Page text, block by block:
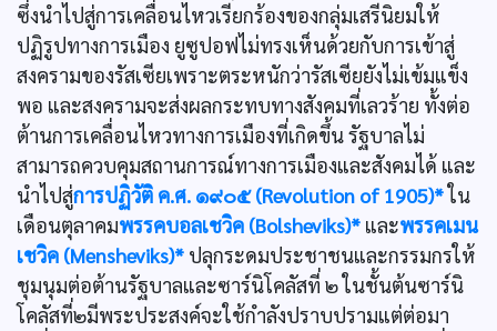
ซึ่งนำไปสู่การเคลื่อนไหวเรียกร้องของกลุ่มเสรีนิยมให้
ปฏิรูปทางการเมือง ยูซูปอฟไม่ทรงเห็นด้วยกับการเข้าสู่
สงครามของรัสเซียเพราะตระหนักว่ารัสเซียยังไม่เข้มแข็ง
พอ และสงครามจะส่งผลกระทบทางสังคมที่เลวร้าย ทั้งต่อ
ต้านการเคลื่อนไหวทางการเมืองที่เกิดขึ้น รัฐบาลไม่
สามารถควบคุมสถานการณ์ทางการเมืองและสังคมได้ และ
นำไปสู่การปฏิวัติ ค.ศ. ๑๙๐๕ (Revolution of 1905)*ใน
เดือนตุลาคมพรรคบอลเชวิค (Bolsheviks)* และพรรคเมน
เชวิค (Mensheviks)* ปลุกระดมประชาชนและกรรมกรให้
ชุมนุมต่อต้านรัฐบาลและซาร์นิโคลัสที่ ๒ ในชั้นต้นซาร์นิ
โคลัสที่๒มีพระประสงค์จะใช้กำลังปราบปรามแต่ต่อมา